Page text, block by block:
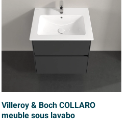
Villeroy & Boch COLLARO
meuble sous lavabo